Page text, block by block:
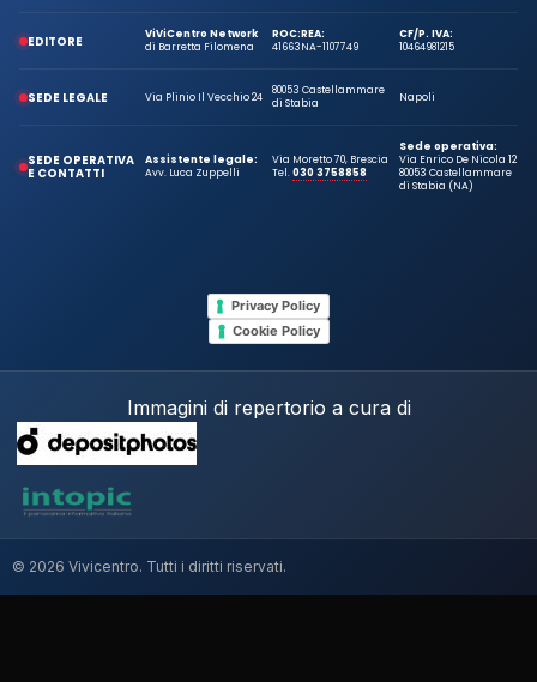
EDITORE
ViViCentro Network
di Barretta Filomena
ROC:
41663
REA:
NA-1107749
CF/P. IVA:
10464981215
SEDE LEGALE Via Plinio Il Vecchio 24
80053 Castellammare
di Stabia
Napoli
SEDE OPERATIVA
E CONTATTI
Assistente legale:
Avv. Luca Zuppelli
Via Moretto 70, Brescia
Tel.030 3758858
Sede operativa:
Via Enrico De Nicola 12
80053 Castellammare
di Stabia (NA)
Privacy Policy
Cookie Policy
Immagini di repertorio a cura di
© 2026 Vivicentro. Tutti i diritti riservati.